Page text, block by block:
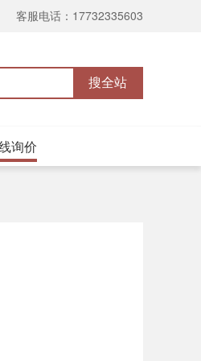
客服电话：17732335603
询价